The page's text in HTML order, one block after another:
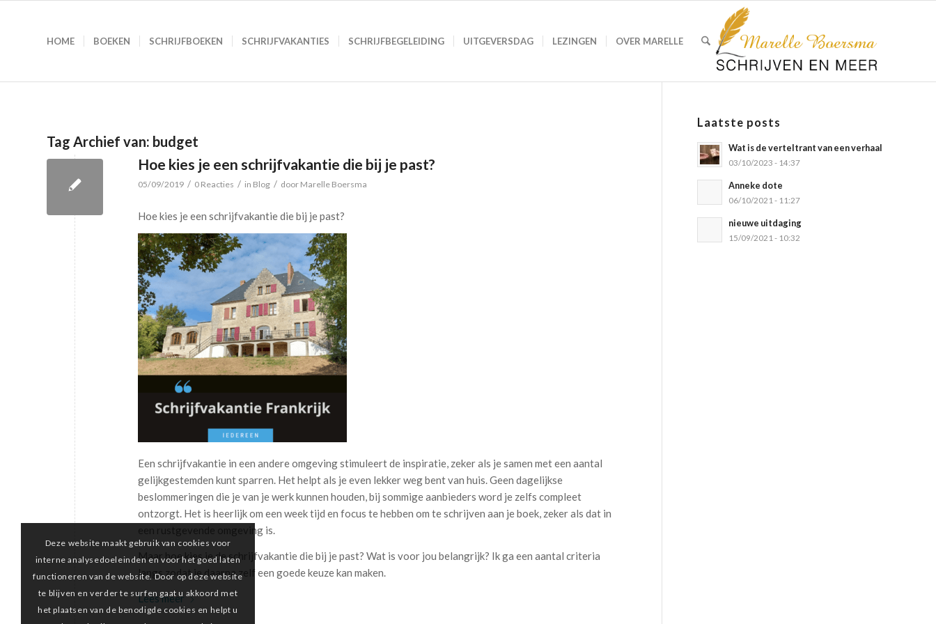
HOME BOEKEN SCHRIJFBOEKEN SCHRIJFVAKANTIES SCHRIJFBEGELEIDING UITGEVERSDAG LEZINGEN OVER MARELLE
Tag Archief van: budget
Hoe kies je een schrijfvakantie die bij je past?
05/09/2019 / 0 Reacties / in Blog / door Marelle Boersma
Hoe kies je een schrijfvakantie die bij je past?
Een schrijfvakantie in een andere omgeving stimuleert de inspiratie, zeker als je samen met een aantal
gelijkgestemden kunt sparren. Het helpt als je even lekker weg bent van huis. Geen dagelijkse
beslommeringen die je van je werk kunnen houden, bij sommige aanbieders word je zelfs compleet
ontzorgt. Het is heerlijk om een week tijd en focus te hebben om te schrijven aan je boek, zeker als dat in
een rustgevende omgeving is.
Maar hoe kies je de schrijfvakantie die bij je past? Wat is voor jou belangrijk? Ik ga een aantal criteria
langs zodat je daarna zelf een goede keuze kan maken.
Lees meer
Laatste posts
Wat is de verteltrant van een verhaal
03/10/2023 - 14:37
Anneke dote
06/10/2021 - 11:27
nieuwe uitdaging
15/09/2021 - 10:32
Deze website maakt gebruik van cookies voor
interne analysedoeleinden en voor het goed laten
functioneren van de website. Door op deze website
te blijven en verder te surfen gaat u akkoord met
het plaatsen van de benodigde cookies en helpt u